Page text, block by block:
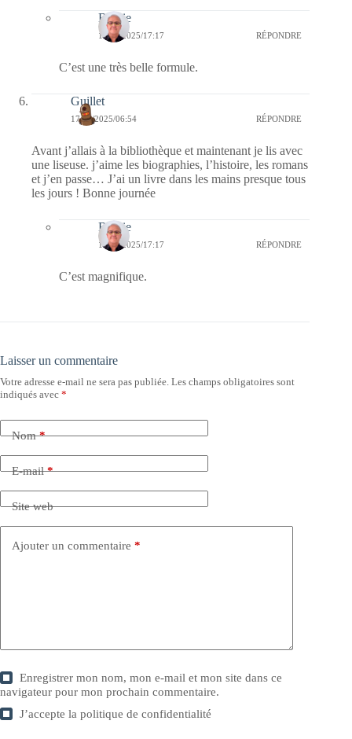
Bernie
17/09/2025/17:17 RÉPONDRE
C’est une très belle formule.
Guillet
17/09/2025/06:54 RÉPONDRE
Avant j’allais à la bibliothèque et maintenant je lis avec
une liseuse. j’aime les biographies, l’histoire, les romans
et j’en passe… J’ai un livre dans les mains presque tous
les jours ! Bonne journée
Bernie
17/09/2025/17:17 RÉPONDRE
C’est magnifique.
Laisser un commentaire
Votre adresse e-mail ne sera pas publiée. Les champs obligatoires sont
indiqués avec *
Nom*
E-mail*
Site web
Ajouter un commentaire *
Enregistrer mon nom, mon e-mail et mon site dans ce
navigateur pour mon prochain commentaire.
J’accepte lapolitique de confidentialité